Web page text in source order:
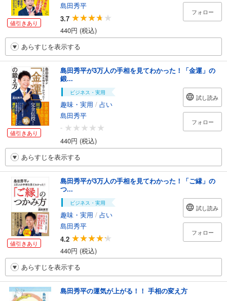
値引きあり
島田秀平
3.7
440円 (税込)
フォロー
あらすじを表示する
値引きあり
島田秀平が3万人の手相を見てわかった！「金運」の
鍛...
ビジネス・実用
趣味・実用 / 占い
島田秀平
-
440円 (税込)
試し読み
フォロー
あらすじを表示する
値引きあり
島田秀平が3万人の手相を見てわかった！「ご縁」の
つ...
ビジネス・実用
趣味・実用 / 占い
島田秀平
4.2
440円 (税込)
試し読み
フォロー
あらすじを表示する
島田秀平の運気が上がる！！ 手相の変え方